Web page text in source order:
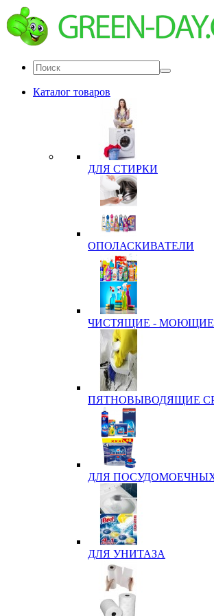
Каталог товаров
ДЛЯ СТИРКИ
ОПОЛАСКИВАТЕЛИ
ЧИСТЯЩИЕ - МОЮЩИЕ
ПЯТНОВЫВОДЯЩИЕ
ДЛЯ
ДЛЯ УНИТАЗА